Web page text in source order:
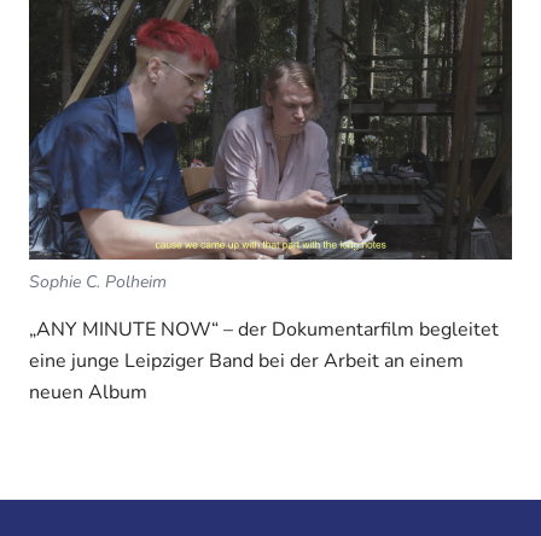
Sophie C. Polheim
„ANY MINUTE NOW“ – der Dokumentarfilm begleitet
eine junge Leipziger Band bei der Arbeit an einem
neuen Album